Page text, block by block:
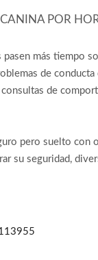
POR
más tiempo
de
de
pero suelto
su seguridad,